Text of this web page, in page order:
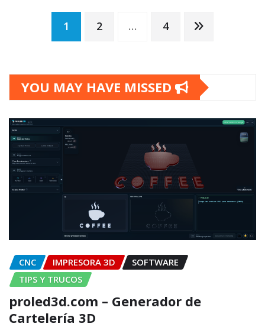
Posts
1 2 … 4
YOU MAY HAVE MISSED
CNC IMPRESORA 3D
SOFTWARE
TIPS Y TRUCOS
proled3d.com – Generador de
Cartelería 3D